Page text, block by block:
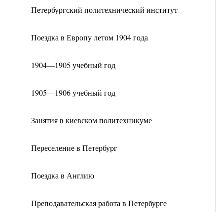
Петербургский политехнический институт
Поездка в Европу летом 1904 года
1904—1905 учебный год
1905—1906 учебный год
Занятия в киевском политехникуме
Переселение в Петербург
Поездка в Англию
Преподавательская работа в Петербурге